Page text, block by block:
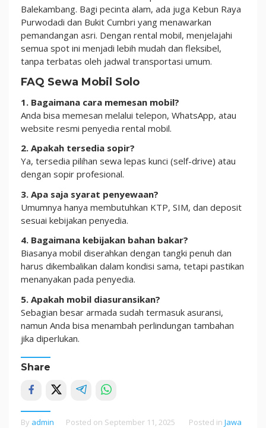
Balekambang. Bagi pecinta alam, ada juga Kebun Raya
Purwodadi dan Bukit Cumbri yang menawarkan
pemandangan asri. Dengan rental mobil, menjelajahi
semua spot ini menjadi lebih mudah dan fleksibel,
tanpa terbatas oleh jadwal transportasi umum.
FAQ Sewa Mobil Solo
1. Bagaimana cara memesan mobil?
Anda bisa memesan melalui telepon, WhatsApp, atau
website resmi penyedia rental mobil.
2. Apakah tersedia sopir?
Ya, tersedia pilihan sewa lepas kunci (self-drive) atau
dengan sopir profesional.
3. Apa saja syarat penyewaan?
Umumnya hanya membutuhkan KTP, SIM, dan deposit
sesuai kebijakan penyedia.
4. Bagaimana kebijakan bahan bakar?
Biasanya mobil diserahkan dengan tangki penuh dan
harus dikembalikan dalam kondisi sama, tetapi pastikan
menanyakan pada penyedia.
5. Apakah mobil diasuransikan?
Sebagian besar armada sudah termasuk asuransi,
namun Anda bisa menambah perlindungan tambahan
jika diperlukan.
Share
By admin Posted on September 11, 2025 Posted in Jawa